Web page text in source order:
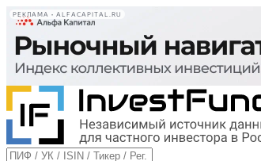
РЕКЛАМА • ALFACAPITAL.RU